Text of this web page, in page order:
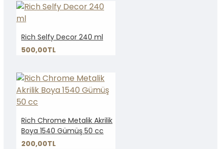
Rich Selfy Decor 240 ml
500,00TL
Rich Chrome Metalik Akrilik
Boya 1540 Gümüş 50 cc
200,00TL